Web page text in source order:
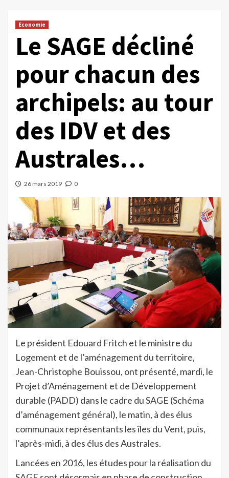
Economie
Le SAGE décliné
pour chacun des
archipels: au tour
des IDV et des
Australes…
26 mars 2019 0
Le président Edouard Fritch et le ministre du
Logement et de l’aménagement du territoire,
Jean-Christophe Bouissou, ont présenté, mardi, le
Projet d’Aménagement et de Développement
durable (PADD) dans le cadre du SAGE (Schéma
d’aménagement général), le matin, à des élus
communaux représentants les îles du Vent, puis,
l’après-midi, à des élus des Australes.
Lancées en 2016, les études pour la réalisation du